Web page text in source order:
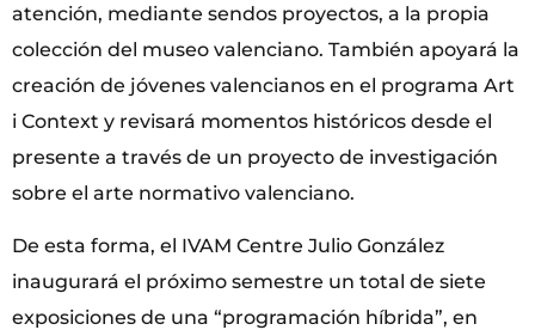
atención, mediante sendos proyectos, a la propia
colección del museo valenciano. También apoyará la
creación de jóvenes valencianos en el programa Art
i Context y revisará momentos históricos desde el
presente a través de un proyecto de investigación
sobre el arte normativo valenciano.
De esta forma, el IVAM Centre Julio González
inaugurará el próximo semestre un total de siete
exposiciones de una “programación híbrida”, en